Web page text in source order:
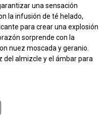
una sensación
la infusión de té helado,
para crear una explosión
sorprende con la
nuez moscada y geranio.
del almizcle y el ámbar para